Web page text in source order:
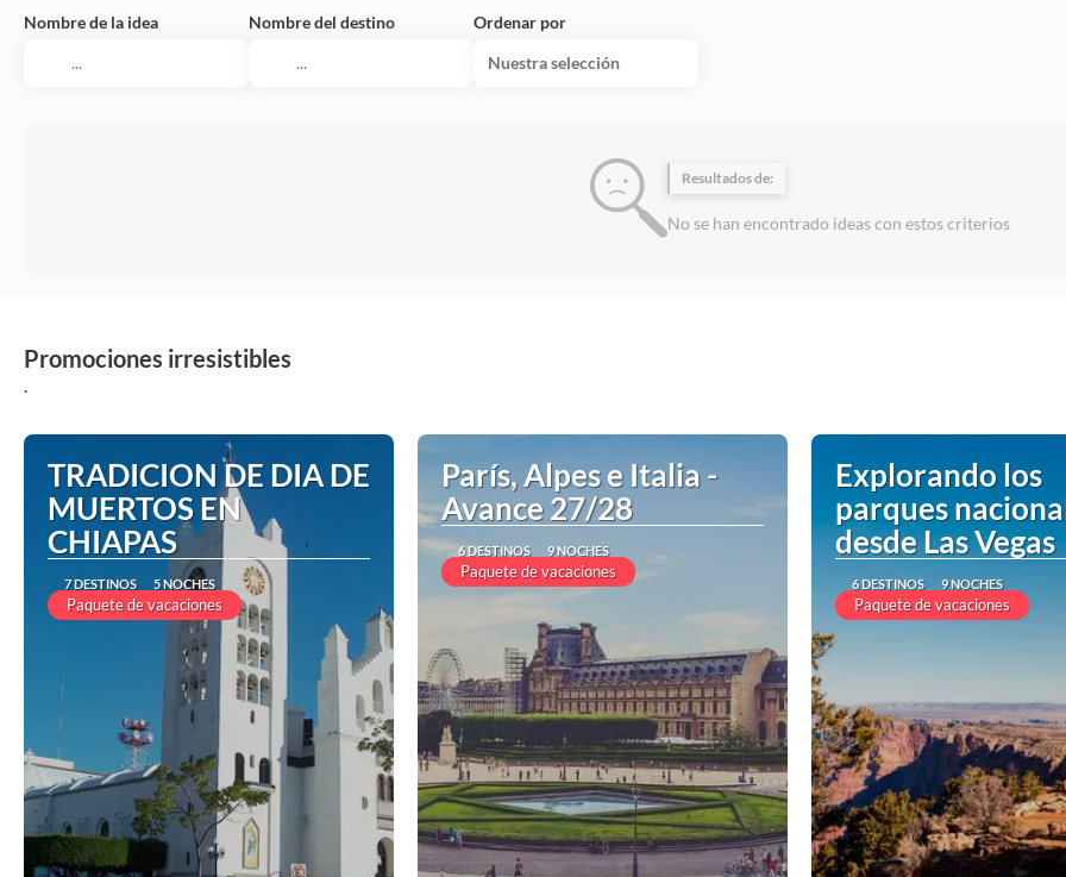
Nombre de la idea Nombre del destino
Ordenar por
Nuestra selección
Resultados de:
No se han encontrado ideas con estos criterios
Promociones irresistibles
.
TRADICION DE DIA DE
MUERTOS EN
CHIAPAS
7 DESTINOS 5 NOCHES
Paquete de vacaciones
París, Alpes e Italia -
Avance 27/28
6 DESTINOS 9 NOCHES
Paquete de vacaciones
Explorando los
parques
desde Las Vegas
6 DESTINOS 9 NOCHES
Paquete de vacaciones